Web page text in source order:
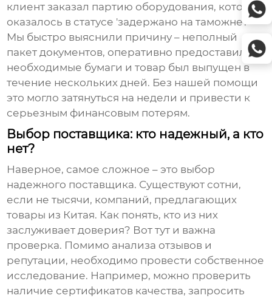
клиент заказал партию оборудования, которое
оказалось в статусе 'задержано на таможне'.
Мы быстро выяснили причину – неполный
пакет документов, оперативно предоставили
необходимые бумаги и товар был выпущен в
течение нескольких дней. Без нашей помощи
это могло затянуться на недели и привести к
серьезным финансовым потерям.
Выбор поставщика: кто надежный, а кто
нет?
Наверное, самое сложное – это выбор
надежного поставщика. Существуют сотни,
если не тысячи, компаний, предлагающих
товары из Китая. Как понять, кто из них
заслуживает доверия? Вот тут и важна
проверка. Помимо анализа отзывов и
репутации, необходимо провести собственное
исследование. Например, можно проверить
наличие сертификатов качества, запросить